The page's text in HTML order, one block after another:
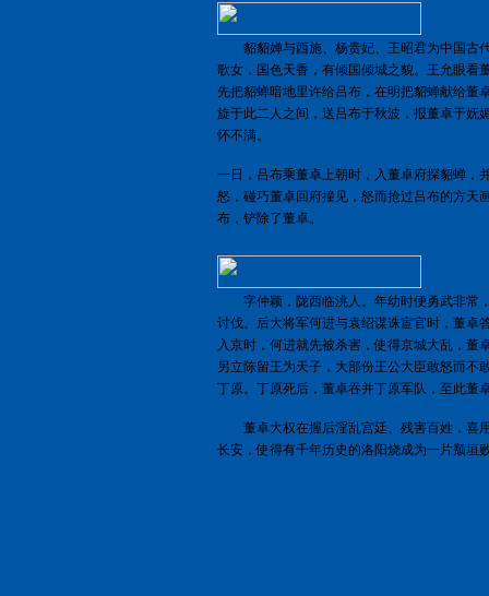
貂貂婵与西施、杨贵妃、王昭君为中国古
歌女，国色天香，有倾国倾城之貌。王允眼看
先把貂蝉暗地里许给吕布，在明把貂蝉献给董
旋于此二人之间，送吕布于秋波，报董卓于妩
怀不满。
一日，吕布乘董卓上朝时，入董卓府探貂蝉，
怒，碰巧董卓回府撞见，怒而抢过吕布的方天
布，铲除了董卓。
字仲颖，陇西临洮人。年幼时便勇武非常
讨伐。后大将军何进与袁绍谋诛宦官时，董卓
入京时，何进就先被杀害，使得京城大乱，董
另立陈留王为天子，大部份王公大臣敢怒而不
丁原。丁原死后，董卓吞并丁原军队，至此董
董卓大权在握后淫乱宫廷、残害百姓，喜
长安，使得有千年历史的洛阳烧成为一片颓垣